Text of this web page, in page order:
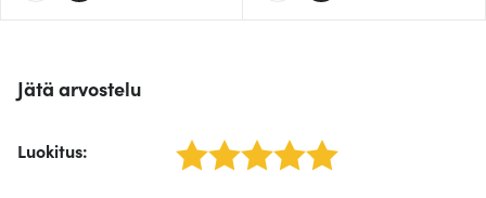
Jätä arvostelu
Luokitus: 1 star 2 stars 3 stars 4 stars 5 stars
/form/label/author: